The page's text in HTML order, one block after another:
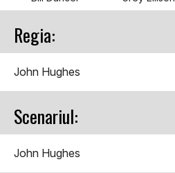
Regia:
John Hughes
Scenariul:
John Hughes